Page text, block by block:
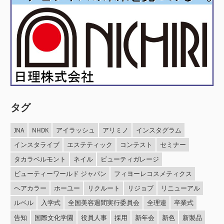
ペ
ー
送
り
タグ
JNA NHDK アイラッシュ アリミノ
インスタグラム
インスタライブ
エステティック コンテスト
セミナー
タカラベルモント
ネイル
ビューティガレージ
ビューティーワールド ジャパン
フィヨーレコスメティクス
ヘアカラー
ホーユー リクルート リジョブ
リニューアル
ルベル
入学式 全国美容週間実行委員会 全理連
卒業式
告知
国際文化学園 役員人事 採用 新年会 新色 新製品